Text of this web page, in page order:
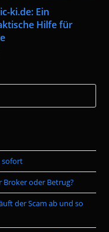
ki.de: Ein
Hilfe für
the
sofort
Broker oder Betrug?
der Scam ab und so